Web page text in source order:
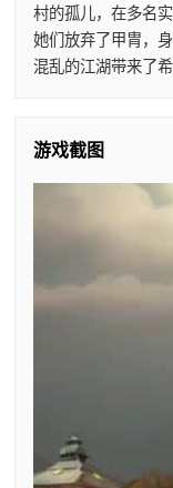
村的孤儿，在多名
她们放弃了甲胄，
混乱的江湖带来了希
游戏截图